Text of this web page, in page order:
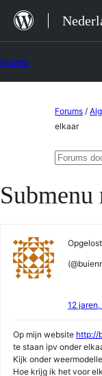
naar
Forums /
elkaar
Zoeken
Submenu
Opgelost
12
Op mijn website http://
te staan ipv onder
Kijk onder
Hoe krijg ik het voor